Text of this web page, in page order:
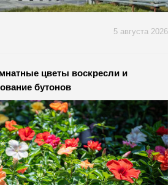
5 августа 2026
цветы воскресли и
бутонов